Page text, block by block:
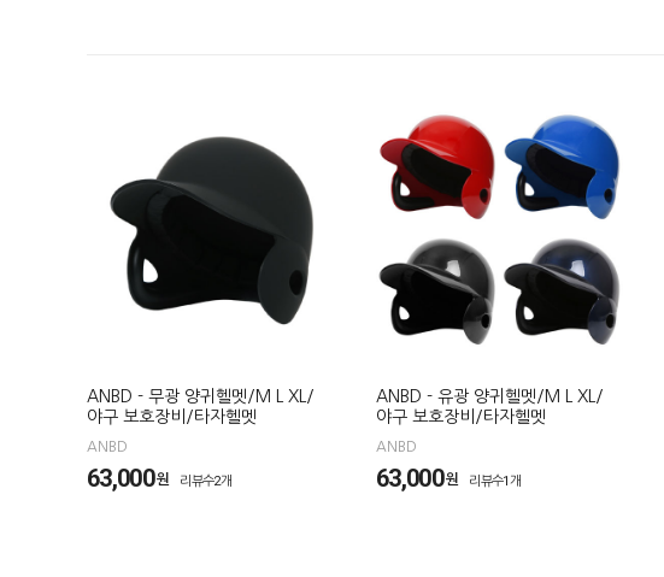
ANBD - 무광 양귀헬멧/M L XL/
야구 보호장비/타자헬멧
ANBD
63,000원 리뷰수2개
ANBD - 유광 양귀헬멧/M L XL/
야구 보호장비/타자헬멧
ANBD
63,000원 리뷰수1개